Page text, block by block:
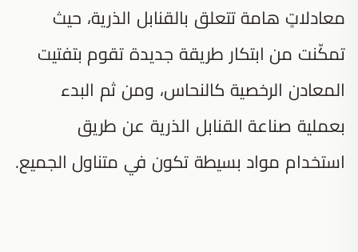
معادلاتٍ هامة تتعلق بالقنابل الذرية، حيث
تمكّنت من ابتكار طريقة جديدة تقوم بتفتيت
المعادن الرخصية كالنحاس، ومن ثم البدء
بعملية صناعة القنابل الذرية عن طريق
استخدام مواد بسيطة تكون في متناول الجميع.